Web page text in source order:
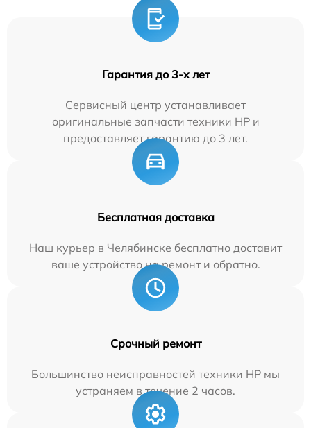
Гарантия до 3-х лет
Сервисный центр устанавливает
оригинальные запчасти техники HP и
предоставляет гарантию до 3 лет.
Бесплатная доставка
Наш курьер в Челябинске бесплатно доставит
ваше устройство на ремонт и обратно.
Срочный ремонт
Большинство неисправностей техники HP мы
устраняем в течение 2 часов.